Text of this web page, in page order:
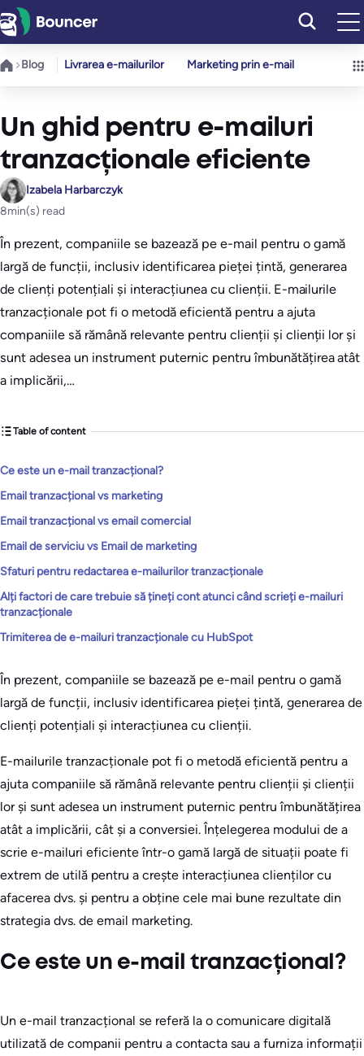
Sari
la
conținut
Blog Livrarea e-mailurilor Marketing prin e-mail
Un ghid pentru e-mailuri
tranzacționale eficiente
Izabela Harbarczyk
8min(s) read
În prezent, companiile se bazează pe e-mail pentru o gamă
largă de funcții, inclusiv identificarea pieței țintă, generarea
de clienți potențiali și interacțiunea cu clienții. E-mailurile
tranzacționale pot fi o metodă eficientă pentru a ajuta
companiile să rămână relevante pentru clienții și clienții lor și
sunt adesea un instrument puternic pentru îmbunătățirea atât
a implicării,…
Table of content
Ce este un e-mail tranzacțional?
Email tranzacțional vs marketing
Email tranzacțional vs email comercial
Email de serviciu vs Email de marketing
Sfaturi pentru redactarea e-mailurilor tranzacționale
Alți factori de care trebuie să țineți cont atunci când scrieți e-mailuri
tranzacționale
Trimiterea de e-mailuri tranzacționale cu HubSpot
În prezent, companiile se bazează pe e-mail pentru o gamă
largă de funcții, inclusiv identificarea pieței țintă, generarea de
clienți potențiali și interacțiunea cu clienții.
E-mailurile tranzacționale pot fi o metodă eficientă pentru a
ajuta companiile să rămână relevante pentru clienții și clienții
lor și sunt adesea un instrument puternic pentru îmbunătățirea
atât a implicării, cât și a conversiei. Înțelegerea modului de a
scrie e-mailuri eficiente într-o gamă largă de situații poate fi
extrem de utilă pentru a crește interacțiunea clienților cu
afacerea dvs. și pentru a obține cele mai bune rezultate din
strategia dvs. de email marketing.
Ce este un e-mail tranzacțional?
Un e-mail tranzacțional se referă la o comunicare digitală
utilizată de companii pentru a contacta sau a furniza informații